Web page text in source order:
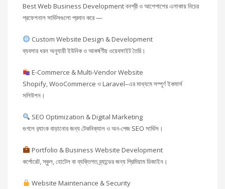
Best Web Business Development বনশ্রী ও আশেপাশের এলাকায় নিচের
প্রফেশনাল সার্ভিসগুলো প্রদান করে —
Custom Website Design & Development
ব্যবসার ধরন অনুযায়ী ইউনিক ও আকর্ষণীয় ওয়েবসাইট তৈরি।
E-Commerce & Multi-Vendor Website
Shopify, WooCommerce ও Laravel–এর মাধ্যমে সম্পূর্ণ ইকমার্স
সলিউশন।
SEO Optimization & Digital Marketing
গুগলে র‍্যাংক বাড়ানোর জন্য টেকনিক্যাল ও অন-পেজ SEO সার্ভিস।
Portfolio & Business Website Development
কর্পোরেট, স্কুল, হোটেল বা ব্যক্তিগত ব্র্যান্ডের জন্য প্রিমিয়াম ডিজাইন।
Website Maintenance & Security